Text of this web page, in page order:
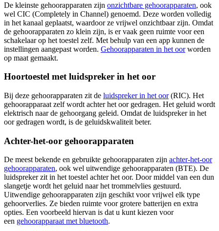
De kleinste gehoorapparaten zijn onzichtbare gehoorapparaten, ook
wel CIC (Completely in Channel) genoemd. Deze worden volledig
in het kanaal geplaatst, waardoor ze vrijwel onzichtbaar zijn. Omdat
de gehoorapparaten zo klein zijn, is er vaak geen ruimte voor een
schakelaar op het toestel zelf. Met behulp van een app kunnen de
instellingen aangepast worden. Gehoorapparaten in het oorworden
op maat gemaakt.
Hoortoestel met luidspreker in het oor
Bij deze gehoorapparaten zit de luidspreker in het oor(RIC). Het
gehoorapparaat zelf wordt achter het oor gedragen. Het geluid wordt
elektrisch naar de gehoorgang geleid. Omdat de luidspreker in het
oor gedragen wordt, is de geluidskwaliteit beter.
Achter-het-oor gehoorapparaten
De meest bekende en gebruikte gehoorapparaten zijn achter-het-oor
gehoorapparaten, ook wel uitwendige gehoorapparaten (BTE). De
luidspreker zit in het toestel achter het oor. Door middel van een dun
slangetje wordt het geluid naar het trommelvlies gestuurd.
Uitwendige gehoorapparaten zijn geschikt voor vrijwel elk type
gehoorverlies. Ze bieden ruimte voor grotere batterijen en extra
opties. Een voorbeeld hiervan is dat u kunt kiezen voor
een gehoorapparaat met bluetooth.